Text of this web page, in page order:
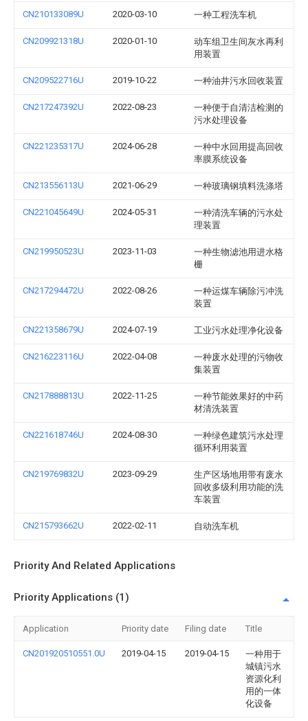
CN210133089U 2020-03-10 一种工程洗车机
CN209921318U 2020-01-10
动车组卫生间灰水再利
用装置
CN209522716U 2019-10-22 一种油井污水回收装置
CN217247392U 2022-08-23
一种便于自清洁检测的
污水处理设备
CN221235317U 2024-06-28
一种中水回用提高回收
率膜系统设备
CN213556113U 2021-06-29 一种玻璃钢填料洗涤塔
CN221045649U 2024-05-31
一种清洗车辆的污水处
理装置
CN219950523U 2023-11-03
一种生物滤池用进水格
栅
CN217294472U 2022-08-26
一种运煤车辆除污冲洗
装置
CN221358679U 2024-07-19 工业污水处理净化设备
CN216223116U 2022-04-08
一种废水处理的污物收
集装置
CN217888813U 2022-11-25
一种节能效果好的中药
材清洗装置
CN221618746U 2024-08-30
一种绿色建筑污水处理
循环利用装置
CN219769832U 2023-09-29
生产区场地用带有废水
回收多级利用功能的洗
车装置
CN215793662U 2022-02-11 自动洗车机
Priority And Related Applications
Priority Applications (1)
Application Priority date Filing date Title
CN201920510551.0U 2019-04-15 2019-04-15
一种用于
城镇污水
资源化利
用的一体
化设备